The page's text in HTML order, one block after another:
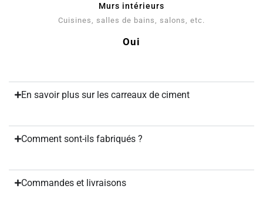
Murs intérieurs
Cuisines, salles de bains, salons, etc.
Oui
En savoir plus sur les carreaux de ciment
Comment sont-ils fabriqués ?
Commandes et livraisons